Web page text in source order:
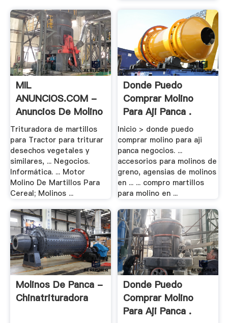
MIL
ANUNCIOS.COM -
Anuncios De Molino
.
Trituradora de martillos
para Tractor para triturar
desechos vegetales y
similares, ... Negocios.
Informática. ... Motor
Molino De Martillos Para
Cereal; Molinos ...
Donde Puedo
Comprar Molino
Para Aji Panca .
Inicio > donde puedo
comprar molino para aji
panca negocios. ...
accesorios para molinos de
greno, agensias de molinos
en ... ... compro martillos
para molino en ...
Molinos De Panca -
Chinatrituradora
Donde Puedo
Comprar Molino
Para Aji Panca .